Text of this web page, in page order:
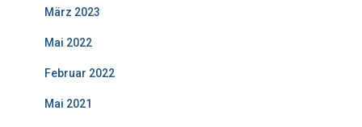
März 2023
Mai 2022
Februar 2022
Mai 2021